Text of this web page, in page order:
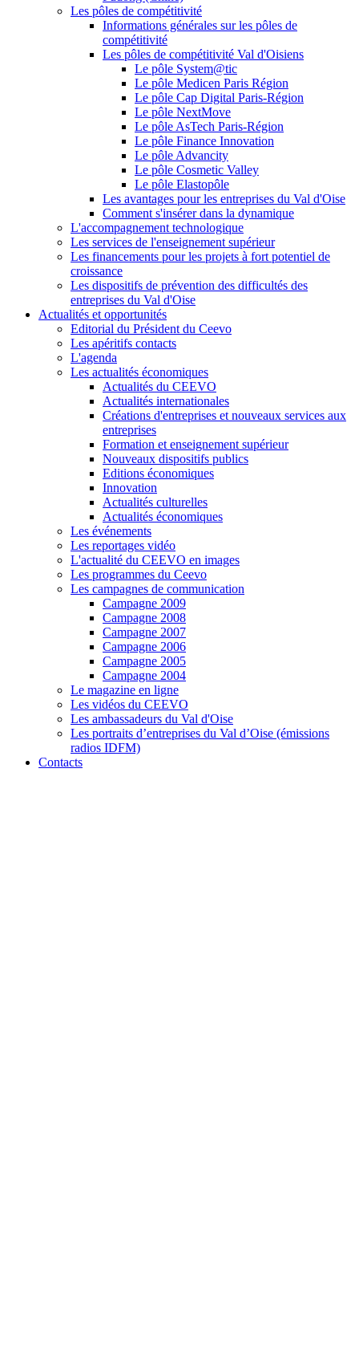
Les pôles de compétitivité
Informations générales sur les pôles de
compétitivité
Les pôles de compétitivité Val d'Oisiens
Le pôle System@tic
Le pôle Medicen Paris Région
Le pôle Cap Digital Paris-Région
Le pôle NextMove
Le pôle AsTech Paris-Région
Le pôle Finance Innovation
Le pôle Advancity
Le pôle Cosmetic Valley
Le pôle Elastopôle
Les avantages pour les entreprises du Val d'Oise
Comment s'insérer dans la dynamique
L'accompagnement technologique
Les services de l'enseignement supérieur
Les financements pour les projets à fort potentiel de
croissance
Les dispositifs de prévention des difficultés des
entreprises du Val d'Oise
Actualités et opportunités
Editorial du Président du Ceevo
Les apéritifs contacts
L'agenda
Les actualités économiques
Actualités du CEEVO
Actualités internationales
Créations d'entreprises et nouveaux services aux
entreprises
Formation et enseignement supérieur
Nouveaux dispositifs publics
Editions économiques
Innovation
Actualités culturelles
Actualités économiques
Les événements
Les reportages vidéo
L'actualité du CEEVO en images
Les programmes du Ceevo
Les campagnes de communication
Campagne 2009
Campagne 2008
Campagne 2007
Campagne 2006
Campagne 2005
Campagne 2004
Le magazine en ligne
Les vidéos du CEEVO
Les ambassadeurs du Val d'Oise
Les portraits d’entreprises du Val d’Oise (émissions
radios IDFM)
Contacts